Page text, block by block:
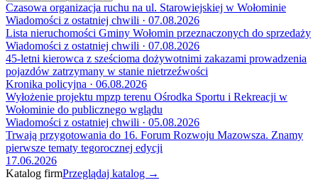
Czasowa organizacja ruchu na ul. Starowiejskiej w Wołominie
Wiadomości z ostatniej chwili · 07.08.2026
Lista nieruchomości Gminy Wołomin przeznaczonych do sprzedaży
Wiadomości z ostatniej chwili · 07.08.2026
45-letni kierowca z sześcioma dożywotnimi zakazami prowadzenia
pojazdów zatrzymany w stanie nietrzeźwości
Kronika policyjna · 06.08.2026
Wyłożenie projektu mpzp terenu Ośrodka Sportu i Rekreacji w
Wołominie do publicznego wglądu
Wiadomości z ostatniej chwili · 05.08.2026
Trwają przygotowania do 16. Forum Rozwoju Mazowsza. Znamy
pierwsze tematy tegorocznej edycji
17.06.2026
Katalog firmPrzeglądaj katalog →